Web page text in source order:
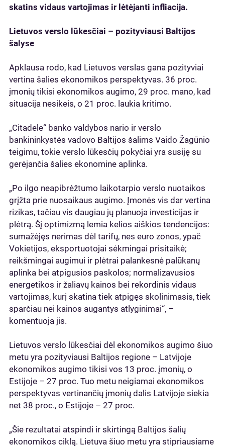
skatins vidaus vartojimas ir lėtėjanti infliacija.
Lietuvos verslo lūkesčiai – pozityviausi Baltijos
šalyse
Apklausa rodo, kad Lietuvos verslas gana pozityviai
vertina šalies ekonomikos perspektyvas. 36 proc.
įmonių tikisi ekonomikos augimo, 29 proc. mano, kad
situacija nesikeis, o 21 proc. laukia kritimo.
„Citadele“ banko valdybos nario ir verslo
bankininkystės vadovo Baltijos šalims Vaido Žagūnio
teigimu, tokie verslo lūkesčių pokyčiai yra susiję su
gerėjančia šalies ekonomine aplinka.
„Po ilgo neapibrėžtumo laikotarpio verslo nuotaikos
grįžta prie nuosaikaus augimo. Įmonės vis dar vertina
rizikas, tačiau vis daugiau jų planuoja investicijas ir
plėtrą. Šį optimizmą lemia kelios aiškios tendencijos:
sumažėjęs nerimas dėl tarifų, nes euro zonos, ypač
Vokietijos, eksportuotojai sėkmingai prisitaikė;
reikšmingai augimui ir plėtrai palankesnė palūkanų
aplinka bei atpigusios paskolos; normalizavusios
energetikos ir žaliavų kainos bei rekordinis vidaus
vartojimas, kurį skatina tiek atpigęs skolinimasis, tiek
sparčiau nei kainos augantys atlyginimai“, –
komentuoja jis.
Lietuvos verslo lūkesčiai dėl ekonomikos augimo šiuo
metu yra pozityviausi Baltijos regione – Latvijoje
ekonomikos augimo tikisi vos 13 proc. įmonių, o
Estijoje – 27 proc. Tuo metu neigiamai ekonomikos
perspektyvas vertinančių įmonių dalis Latvijoje siekia
net 38 proc., o Estijoje – 27 proc.
„Šie rezultatai atspindi ir skirtingą Baltijos šalių
ekonomikos ciklą. Lietuva šiuo metu yra stipriausiame